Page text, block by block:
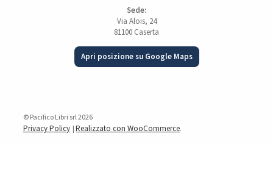
Sede:
Via Alois, 24
81100 Caserta
Apri posizione su Google Maps
© Pacifico Libri srl 2026
Privacy Policy Realizzato con WooCommerce.